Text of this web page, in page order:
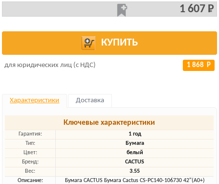
1 607 Р
КУПИТЬ
для юридических лиц (с НДС) 1 868 Р
Характеристики Доставка
Ключевые характеристики
Гарантия:
1 год
Тип:
Бумага
Цвет:
белый
Бренд:
CACTUS
Вес:
3.55
Описание:
Бумага CACTUS Бумага Cactus CS-PC140-106730 42"(A0+)